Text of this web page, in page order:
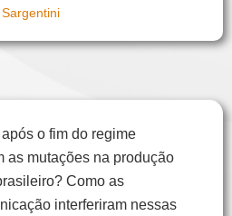
o fim do regime
as mutações na produção
Como as
interferiram nessas